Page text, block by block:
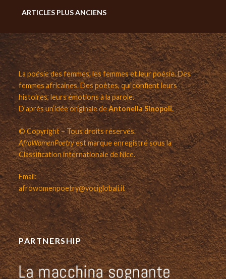
Navigation
des
articles
ARTICLES PLUS ANCIENS
La poésie des femmes, les femmes et leur poésie. Des
femmes africaines. Des poètes, qui confient leurs
histoires, leurs émotions à la parole.
D’après un’idée originale deAntonella Sinopoli.
© Copyright – Tous droits réservés.
AfroWomenPoetryest marque enregistré sous la
Classification internationale de Nice.
Email:
afrowomenpoetry@vociglobali.it
PARTNERSHIP